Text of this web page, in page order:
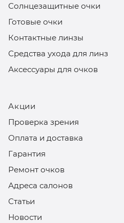
Солнцезащитные очки
Готовые очки
Контактные линзы
Средства ухода для линз
Аксессуары для очков
Акции
Проверка зрения
Оплата и доставка
Гарантия
Ремонт очков
Адреса салонов
Статьи
Новости